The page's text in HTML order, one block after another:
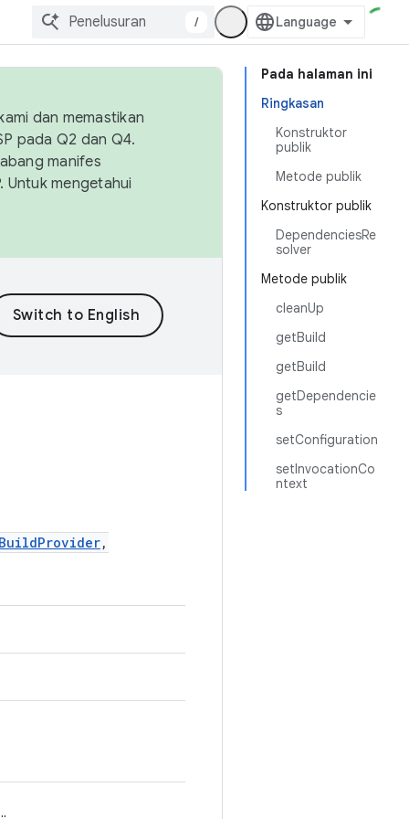
/
Pada halaman ini
Ringkasan
Konstruktor
publik
Metode publik
Konstruktor publik
DependenciesRe
solver
Metode publik
cleanUp
getBuild
getBuild
getDependencie
s
setConfiguration
setInvocationCo
ntext
dan memastikan
pada Q2 dan Q4.
manifes
Untuk mengetahui
,